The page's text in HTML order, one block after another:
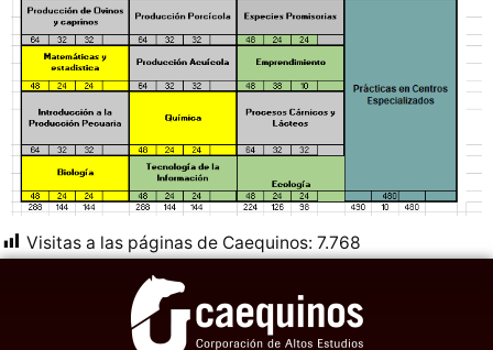
Visitas a las páginas de Caequinos: 7.768